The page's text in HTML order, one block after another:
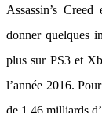
Assassin’s
donner quelques
plus sur PS3 et
l’année 2016.
de 1,46 milliards